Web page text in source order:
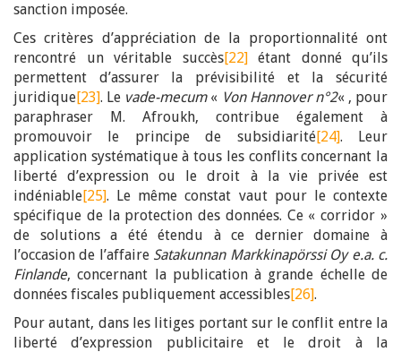
sanction imposée.
Ces critères d’appréciation de la proportionnalité ont
rencontré un véritable succès[22]étant donné qu’ils
permettent d’assurer la prévisibilité et la sécurité
juridique[23]. Le vade-mecum« Von Hannover n°2« , pour
paraphraser M. Afroukh, contribue également à
promouvoir le principe de subsidiarité[24]. Leur
application systématique à tous les conflits concernant la
liberté d’expression ou le droit à la vie privée est
indéniable[25]. Le même constat vaut pour le contexte
spécifique de la protection des données. Ce « corridor »
de solutions a été étendu à ce dernier domaine à
l’occasion de l’affaire Satakunnan Markkinapörssi Oy e.a. c.
Finlande, concernant la publication à grande échelle de
données fiscales publiquement accessibles[26].
Pour autant, dans les litiges portant sur le conflit entre la
liberté d’expression publicitaire et le droit à la